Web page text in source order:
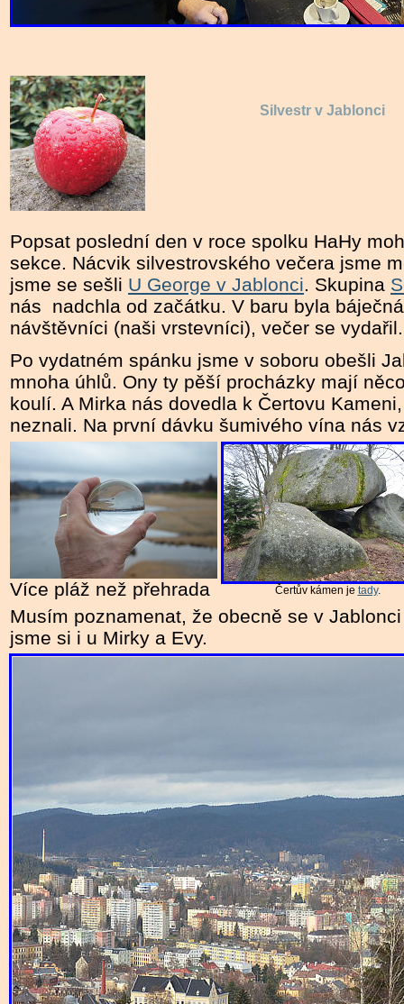
Silvestr v Jablonci
Popsat poslední den v roce spolku HaHy
sekce. Nácvik silvestrovského večera jsme
jsme se sešli U George v Jablonci. Skupina
nás nadchla od začátku. V baru byla
návštěvníci (naši vrstevníci), večer se vydařil.
Po vydatném spánku jsme v soboru obešli
mnoha úhlů. Ony ty pěší procházky mají
koulí. A Mirka nás dovedla k Čertovu
neznali. Na první dávku šumivého vína nás
Více pláž než přehrada Čertův kámen je tady.
Musím poznamenat, že obecně se v
jsme si i u Mirky a Evy.